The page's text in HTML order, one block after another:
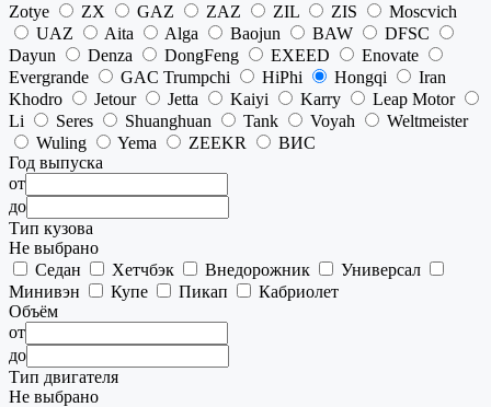
Zotye
ZX GAZ ZAZ ZIL ZIS
Moscvich
UAZ
Aita Alga Baojun BAW
DFSC
Dayun
Denza DongFeng EXEED
Enovate
Evergrande
GAC Trumpchi HiPhi Hongqi
Iran
Khodro
Jetour Jetta Kaiyi Karry
Leap Motor
Li
Seres Shuanghuan Tank Voyah
Weltmeister
Wuling
Yema ZEEKR
ВИС
Год выпуска
от
до
Тип кузова
Не выбрано
Седан
Хетчбэк Внедорожник
Универсал
Минивэн
Купе Пикап
Кабриолет
Объём
от
до
Тип двигателя
Не выбрано